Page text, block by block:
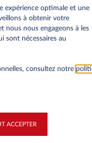
de téléphone*
expérience optimale et une
à obtenir votre
nous nous engageons à les
sont nécessaires au
consultez notre
ACCEPTER